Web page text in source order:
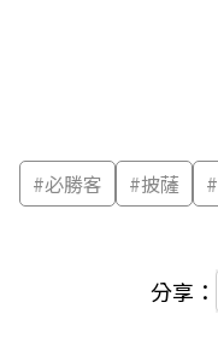
#必勝客 #披薩 #
分享：